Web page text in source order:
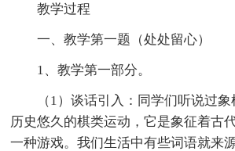
教学过程
一、教学第一题（处处留心）
1、教学第一部分。
（1）谈话引入：同学们听说过
历史悠久的棋类运动，它是象征着古
一种游戏。我们生活中有些词语就来